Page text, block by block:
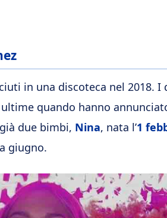
in una discoteca nel 2018. I
quando hanno
due bimbi, Nina, nata l’1
giugno.